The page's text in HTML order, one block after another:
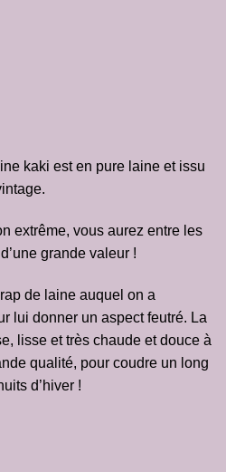
kaki est en pure laine et issu
extrême, vous aurez entre les
grande valeur !
de laine auquel on a
lui donner un aspect feutré. La
lisse et très chaude et douce à
qualité, pour coudre un long
d’hiver !